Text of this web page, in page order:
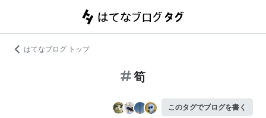
はてなブログ トップ
筍
このタグでブログを書く